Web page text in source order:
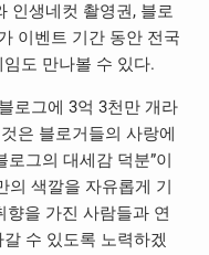
인생네컷 촬영권, 블로
이벤트 기간 동안 전국
도 만나볼 수 있다.
로그에 3억 3천만 개라
은 블로거들의 사랑에
그의 대세감 덕분”이
색깔을 자유롭게 기
향을 가진 사람들과 연
수 있도록 노력하겠